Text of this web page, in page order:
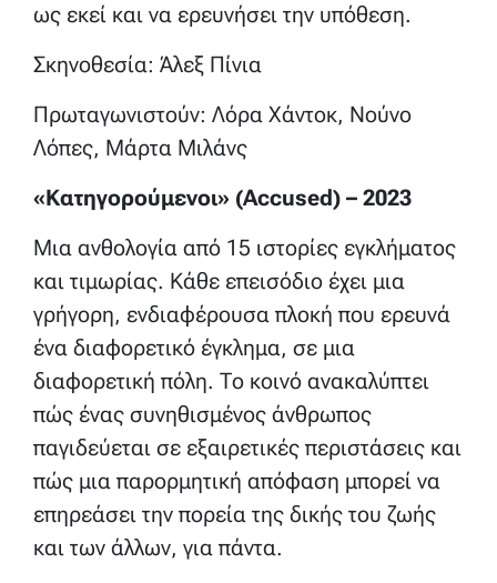
ως εκεί και να ερευνήσει την υπόθεση.
Σκηνοθεσία: Άλεξ Πίνια
Πρωταγωνιστούν: Λόρα Χάντοκ, Νούνο
Λόπες, Μάρτα Μιλάνς
«Κατηγορούμενοι» (Accused) – 2023
Μια ανθολογία από 15 ιστορίες εγκλήματος
και τιμωρίας. Κάθε επεισόδιο έχει μια
γρήγορη, ενδιαφέρουσα πλοκή που ερευνά
ένα διαφορετικό έγκλημα, σε μια
διαφορετική πόλη. Το κοινό ανακαλύπτει
πώς ένας συνηθισμένος άνθρωπος
παγιδεύεται σε εξαιρετικές περιστάσεις και
πώς μια παρορμητική απόφαση μπορεί να
επηρεάσει την πορεία της δικής του ζωής
και των άλλων, για πάντα.